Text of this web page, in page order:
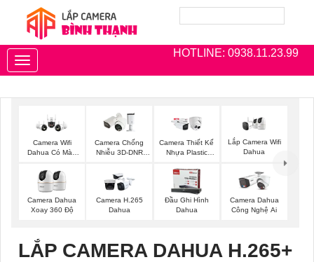
HOTLINE: 0938.11.23.99
Toggle
navigation
Camera Wifi
Dahua Có Màu
Camera Chống
Nhiễu 3D-DNR
Camera Thiết Kế
Nhựa Plastic
Lắp Camera Wifi
Dahua
Camera Dahua
Xoay 360 Độ
Camera H.265
Dahua
Đầu Ghi Hình
Dahua
Camera Dahua
Công Nghệ Ai
LẮP CAMERA DAHUA H.265+